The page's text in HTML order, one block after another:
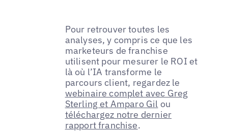
Pour retrouver toutes les
analyses, y compris ce que les
marketeurs de franchise
utilisent pour mesurer le ROI et
là où l’IA transforme le
parcours client, regardez le
webinaire complet avec Greg
Sterling et Amparo Gil ou
téléchargez notre dernier
rapport franchise.